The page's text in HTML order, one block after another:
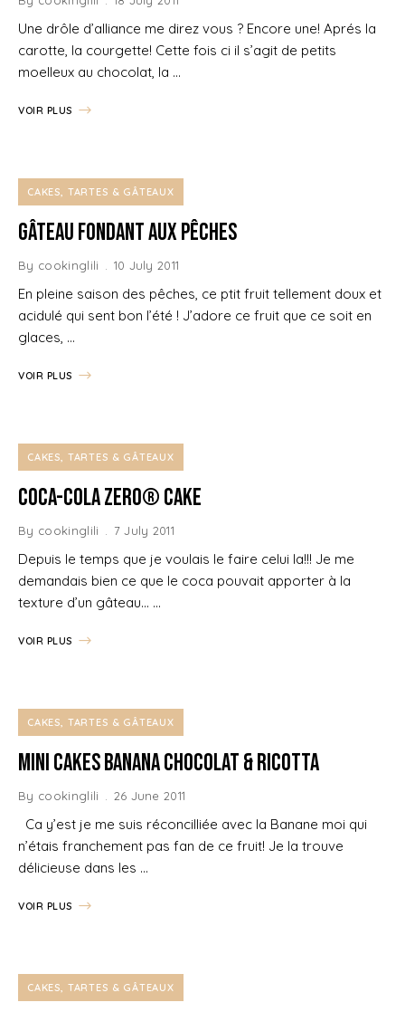
Une drôle d’alliance me direz vous ? Encore une! Aprés la
carotte, la courgette! Cette fois ci il s’agit de petits
moelleux au chocolat, la …
VOIR PLUS
CAKES, TARTES & GÂTEAUX
Gâteau fondant aux Pêches
By cookinglili 10 July 2011
En pleine saison des pêches, ce ptit fruit tellement doux et
acidulé qui sent bon l’été ! J’adore ce fruit que ce soit en
glaces, …
VOIR PLUS
CAKES, TARTES & GÂTEAUX
Coca-Cola zero® Cake
By cookinglili 7 July 2011
Depuis le temps que je voulais le faire celui la!!! Je me
demandais bien ce que le coca pouvait apporter à la
texture d’un gâteau… …
VOIR PLUS
CAKES, TARTES & GÂTEAUX
Mini Cakes Banana Chocolat & Ricotta
By cookinglili 26 June 2011
Ca y’est je me suis réconcilliée avec la Banane moi qui
n’étais franchement pas fan de ce fruit! Je la trouve
délicieuse dans les …
VOIR PLUS
CAKES, TARTES & GÂTEAUX